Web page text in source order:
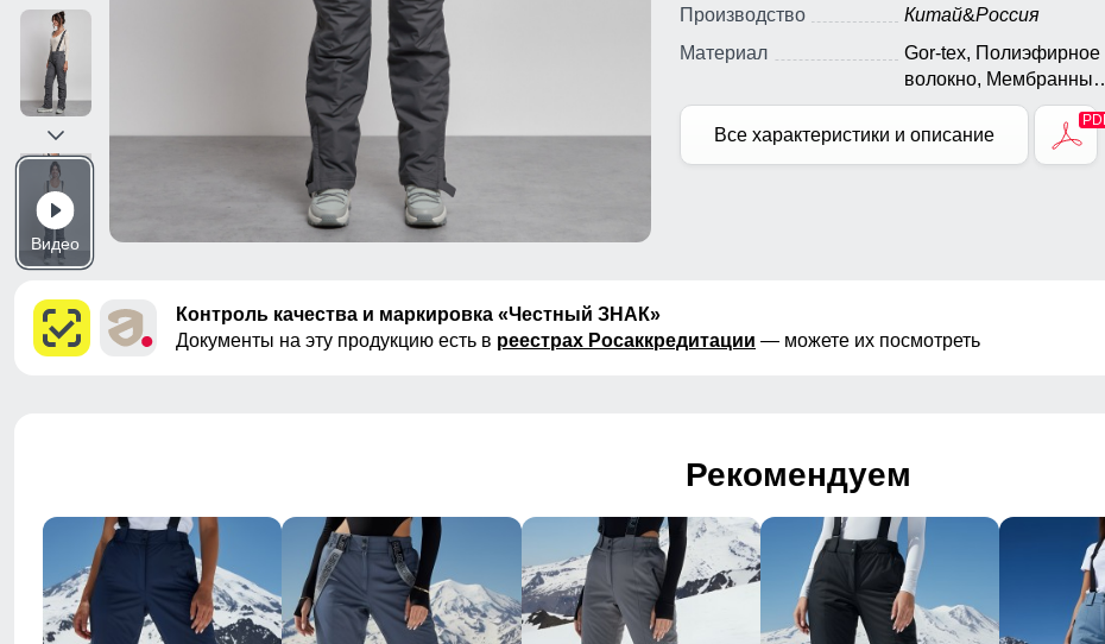
Видео
Производство
Китай&Россия
Материал
Gor-tex, Полиэфирное
волокно, Мембранные
материалы, Полиэстер,
Плащевка, Тефлон,
Ткань, Экологичные
Все характеристики и описание
Контроль качества и маркировка «Честный ЗНАК»
Документы на эту продукцию есть в реестрах Росаккредитации — можете их посмотреть
Рекомендуем